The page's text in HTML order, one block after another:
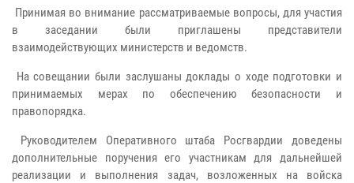
Принимая во внимание рассматриваемые вопросы, для участия
в заседании были приглашены представители
взаимодействующих министерств и ведомств.
На совещании были заслушаны доклады о ходе подготовки и
принимаемых мерах по обеспечению безопасности и
правопорядка.
Руководителем Оперативного штаба Росгвардии доведены
дополнительные поручения его участникам для дальнейшей
реализации и выполнения задач, возложенных на войска